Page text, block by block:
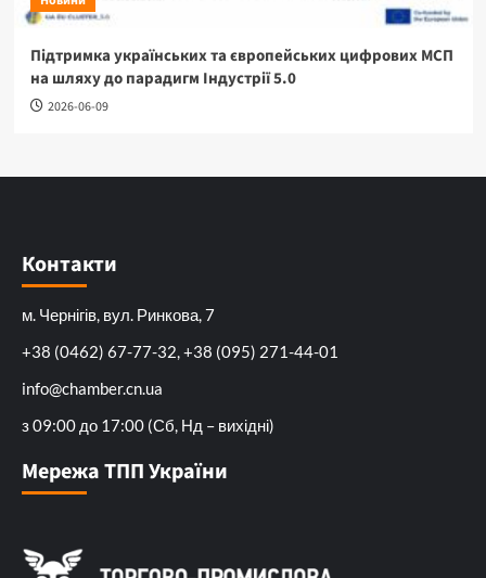
Підтримка українських та європейських цифрових МСП
на шляху до парадигм Індустрії 5.0
2026-06-09
Контакти
м. Чернігів, вул. Ринкова, 7
+38 (0462) 67-77-32, +38 (095) 271-44-01
info@chamber.cn.ua
з 09:00 до 17:00 (Сб, Нд – вихідні)
Мережа ТПП України